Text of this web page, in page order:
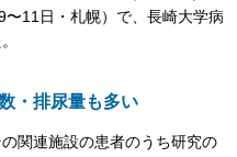
11日・札幌）で、長崎大学病
・排尿量も多い
関連施設の患者のうち研究の